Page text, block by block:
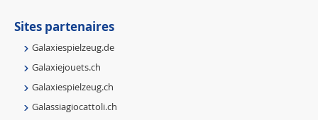
Sites partenaires
Galaxiespielzeug.de
Galaxiejouets.ch
Galaxiespielzeug.ch
Galassiagiocattoli.ch